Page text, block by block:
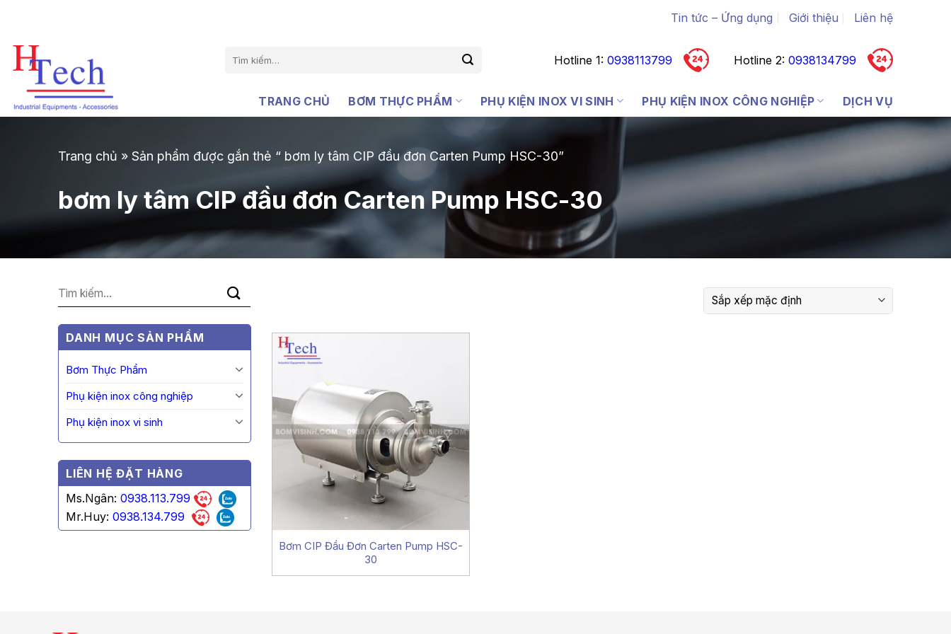
nội
dung
Tin tức – Ứng dụng Giới thiệu Liên hệ
kiếm:
Hotline 1:0938113799 Hotline 2: 0938134799
TRANG CHỦ BƠM THỰC PHẨM PHỤ KIỆN INOX VI SINH PHỤ KIỆN INOX CÔNG NGHIỆP DỊCH VỤ
Trang chủ » Sản phẩm được gắn thẻ “ bơm ly tâm CIP đầu đơn Carten Pump HSC-30”
bơm ly tâm CIP đầu đơn Carten Pump HSC-30
Tìm
DANH MỤC SẢN PHẨM
Bơm Thực Phẩm
Phụ kiện inox công nghiệp
Phụ kiện inox vi sinh
LIÊN HỆ ĐẶT HÀNG
Ms.Ngân: 0938.113.799
Mr.Huy: 0938.134.799
Bơm CIP Đầu Đơn Carten Pump HSC-
30